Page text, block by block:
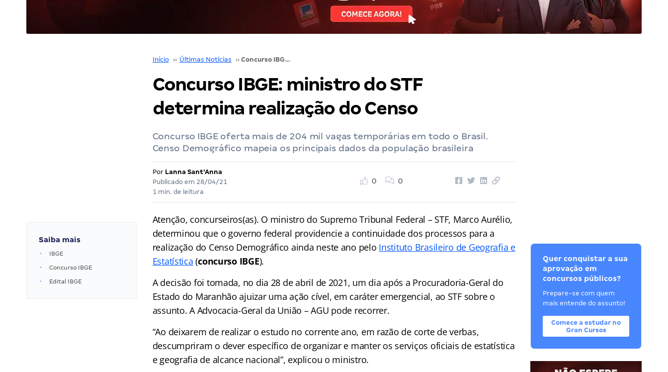
Início ›› Últimas Notícias ›› Concurso IBGE: ministro do STF determina realização do Censo
Concurso IBGE: ministro do STF
determina realização do Censo
Concurso IBGE oferta mais de 204 mil vagas temporárias em todo o Brasil.
Censo Demográfico mapeia os principais dados da população brasileira
Por Lanna Sant'Anna
Publicado em 28/04/21
1 min. de leitura
0 0
Saiba mais
IBGE
Concurso IBGE
Edital IBGE
Atenção, concurseiros(as). O ministro do Supremo Tribunal Federal – STF, Marco Aurélio,
determinou que o governo federal providencie a continuidade dos processos para a
realização do Censo Demográfico ainda neste ano pelo Instituto Brasileiro de Geografia e
Estatística (concurso IBGE).
A decisão foi tomada, no dia 28 de abril de 2021, um dia após a Procuradoria-Geral do
Estado do Maranhão ajuizar uma ação cível, em caráter emergencial, ao STF sobre o
assunto. A Advocacia-Geral da União – AGU pode recorrer.
“Ao deixarem de realizar o estudo no corrente ano, em razão de corte de verbas,
descumpriram o dever específico de organizar e manter os serviços oficiais de estatística
e geografia de alcance nacional”, explicou o ministro.
Quer conquistar a sua
aprovação em
concursos públicos?
Prepare-se com quem
mais entende do assunto!
Comece a estudar no
Gran Cursos